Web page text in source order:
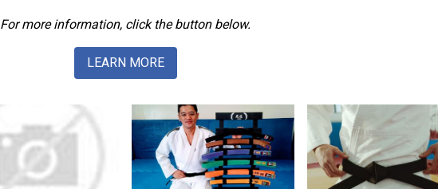
For more information, click the button below.
LEARN MORE